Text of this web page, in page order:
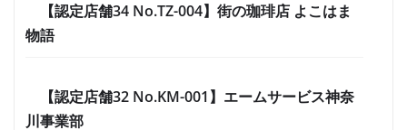
【認定店舗34 No.TZ-004】街の珈琲店 よこはま
物語
【認定店舗32 No.KM-001】エームサービス神奈
川事業部